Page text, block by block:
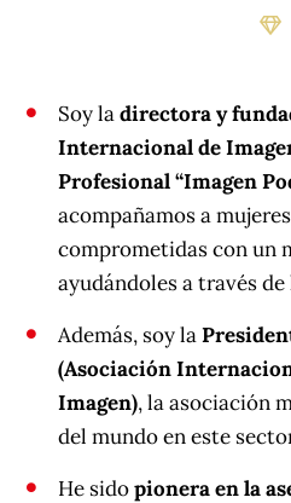
Soy ladirectora y
Internacional de
Profesional “Imagen
acompañamos a
comprometidas con un
ayudándoles a través de
Además, soy la
(Asociación
Imagen), la asociación
del mundo en este
He sidopionera en la